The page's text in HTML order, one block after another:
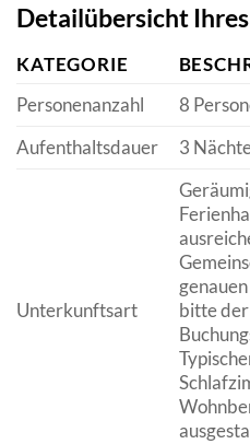
Detailübersicht
KATEGORIE
Personenanzahl
8
Aufenthaltsdauer
3
Unterkunftsart
bitte